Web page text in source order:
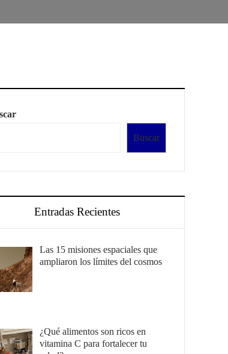
Buscar
Entradas Recientes
Las 15 misiones espaciales que
ampliaron los límites del cosmos
¿Qué alimentos son ricos en
vitamina C para fortalecer tu